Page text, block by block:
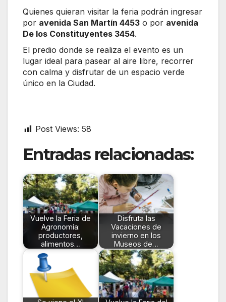
Quienes quieran visitar la feria podrán ingresar
por avenida San Martín 4453 o por avenida
De los Constituyentes 3454.
El predio donde se realiza el evento es un
lugar ideal para pasear al aire libre, recorrer
con calma y disfrutar de un espacio verde
único en la Ciudad.
Post Views: 58
Entradas relacionadas:
Vuelve la Feria de
Agronomía:
productores,
alimentos…
Disfruta las
Vacaciones de
invierno en los
Museos de…